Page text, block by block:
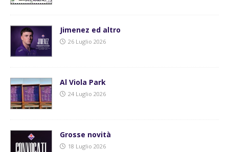
Jimenez ed altro
26 Luglio 2026
Al Viola Park
24 Luglio 2026
Grosse novità
18 Luglio 2026